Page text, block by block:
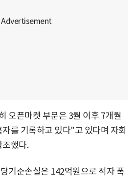
오픈마켓 부문은 3월 이후 7개월
를 기록하고 있다"고 있다며 자회
조했다.
기순손실은 142억원으로 적자 폭